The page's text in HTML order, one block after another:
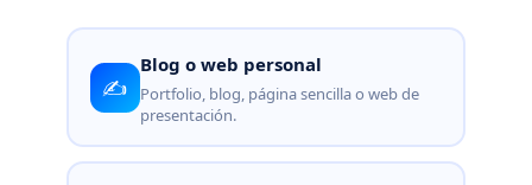
✍️
Blog o web personal
Portfolio, blog, página sencilla o web de
presentación.